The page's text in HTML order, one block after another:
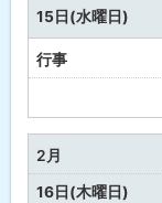
健
康
15日(水曜日)
行事
定
な
し
2月
16日(木曜日)